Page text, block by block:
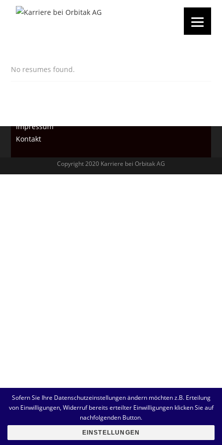
No resumes found.
Impressum
Kontakt
Copyright 2020 Karriere bei Orbitak AG
Sofern Sie Ihre Datenschutzeinstellungen ändern möchten z.B. Erteilung
von Einwilligungen, Widerruf bereits erteilter Einwilligungen klicken Sie auf
nachfolgenden Button.
EINSTELLUNGEN